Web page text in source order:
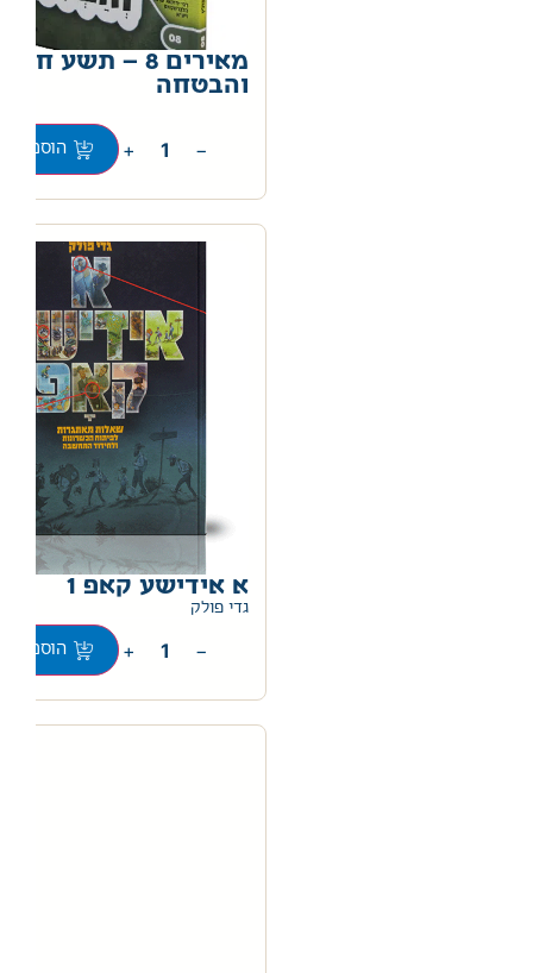
מאירים 8 – תשע
והבטחה
−
+ הוספה
א אידישע קאפ 1
גדי פולק
−
+ הוספה